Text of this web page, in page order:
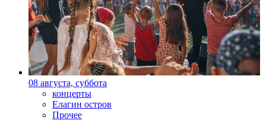
08 августа, суббота
концерты
Елагин остров
Прочее